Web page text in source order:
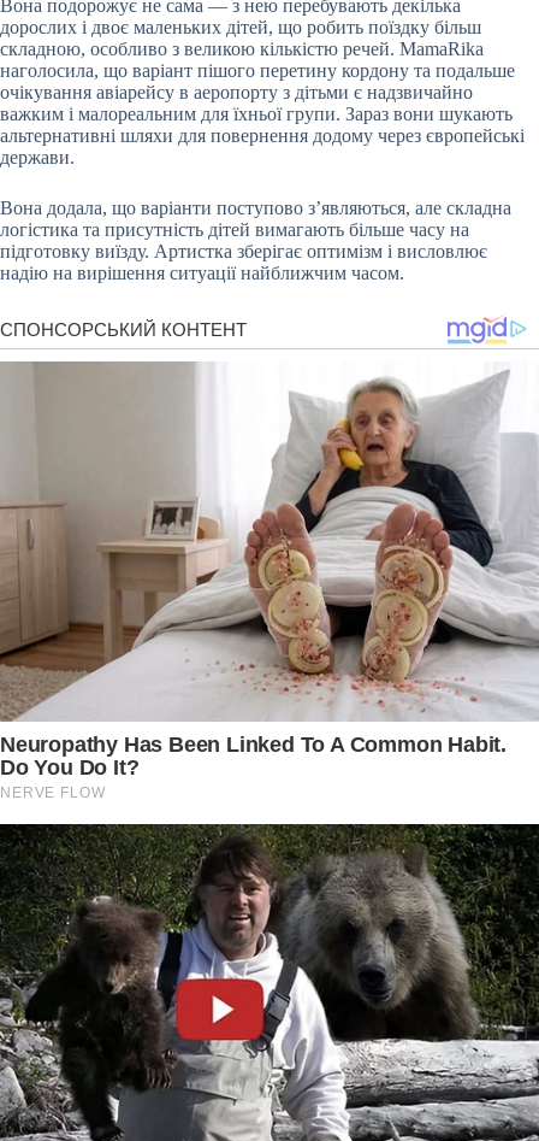
Вона подорожує не сама — з нею перебувають декілька
дорослих і двоє маленьких дітей, що робить поїздку більш
складною, особливо з великою кількістю речей. MamaRika
наголосила, що варіант пішого перетину кордону та подальше
очікування авіарейсу в аеропорту з дітьми є надзвичайно
важким і малореальним для їхньої групи. Зараз вони шукають
альтернативні шляхи для повернення додому через європейські
держави.
Вона додала, що варіанти поступово з’являються, але складна
логістика та присутність дітей вимагають більше часу на
підготовку виїзду. Артистка зберігає оптимізм і висловлює
надію на вирішення ситуації найближчим часом.